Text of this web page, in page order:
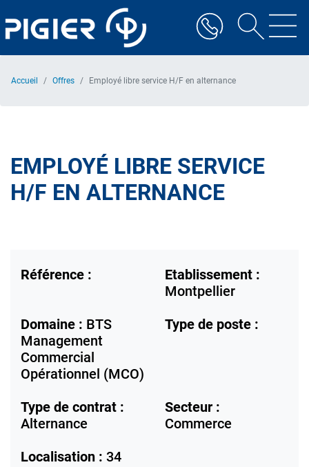
au
contenu
Accueil Offres Employé libre service H/F en alternance
EMPLOYÉ LIBRE SERVICE
H/F EN ALTERNANCE
Référence :
Etablissement :
Montpellier
Domaine : BTS
Management
Commercial
Opérationnel (MCO)
Type de poste :
Type de contrat :
Alternance
Secteur :
Commerce
Localisation : 34